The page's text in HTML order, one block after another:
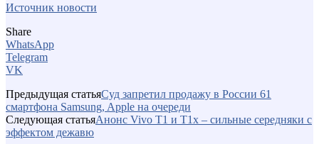
Источник новости
Share
WhatsApp
Telegram
VK
Предыдущая статьяСуд запретил продажу в России 61
смартфона Samsung, Apple на очереди
Следующая статьяАнонс Vivo T1 и T1x – сильные середняки с
эффектом дежавю